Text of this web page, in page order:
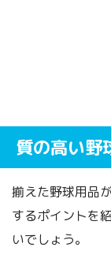
質の高い野
揃えた野球用品
するポイントを
いでしょう。